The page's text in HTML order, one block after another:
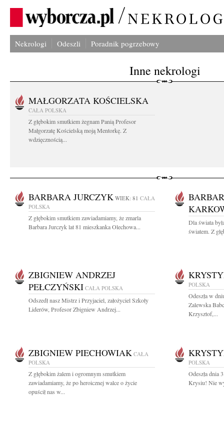
Nekrologi Odeszli Poradnik pogrzebowy
Inne nekrologi
MAŁGORZATA KOŚCIELSKA
CAŁA POLSKA
Z głębokim smutkiem żegnam Panią Profesor
Małgorzatę Kościelską moją Mentorkę. Z
wdzięcznością...
BARBARA JURCZYK WIEK: 81 CAŁA
POLSKA
Z głębokim smutkiem zawiadamiamy, że zmarla
Barbara Jurczyk lat 81 mieszkanka Olechowa...
Dla świata
światem. Z
ZBIGNIEW ANDRZEJ
PEŁCZYŃSKI CAŁA POLSKA
Odszedł nasz Mistrz i Przyjaciel, założyciel Szkoły
Liderów, Profesor Zbigniew Andrzej...
POLSKA
Odeszła w
Zalewska
Krzysztof,...
ZBIGNIEW PIECHOWIAK CAŁA
POLSKA
Z głębokim żalem i ogromnym smutkiem
zawiadamiamy, że po heroicznej walce o życie
opuścił nas w...
POLSKA
Odeszła dnia
Krysiu! Nie